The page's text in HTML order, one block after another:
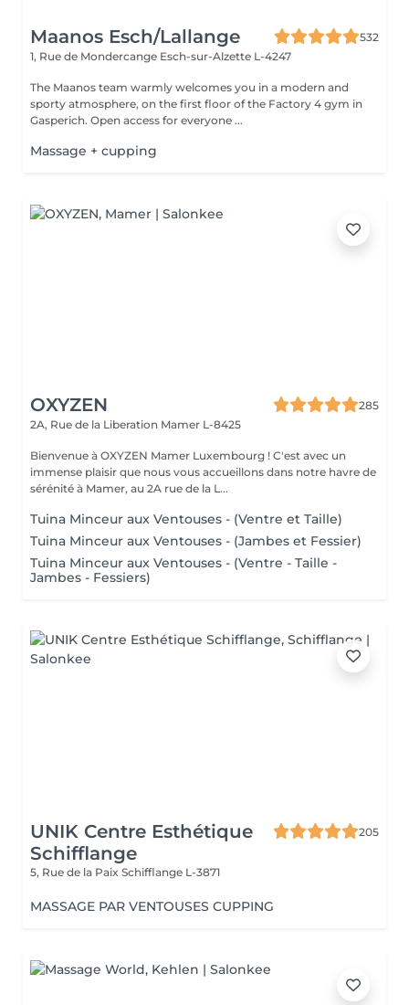
Maanos Esch/Lallange
532
1, Rue de Mondercange Esch-sur-Alzette L-4247
The Maanos team warmly welcomes you in a modern and
sporty atmosphere, on the first floor of the Factory 4 gym in
Gasperich. Open access for everyone ...
Massage + cupping
OXYZEN
285
2A, Rue de la Liberation Mamer L-8425
Bienvenue à OXYZEN Mamer Luxembourg ! C'est avec un
immense plaisir que nous vous accueillons dans notre havre de
sérénité à Mamer, au 2A rue de la L...
Tuina Minceur aux Ventouses - (Ventre et Taille)
Tuina Minceur aux Ventouses - (Jambes et Fessier)
Tuina Minceur aux Ventouses - (Ventre - Taille -
Jambes - Fessiers)
UNIK Centre Esthétique
Schifflange
205
5, Rue de la Paix Schifflange L-3871
MASSAGE PAR VENTOUSES CUPPING